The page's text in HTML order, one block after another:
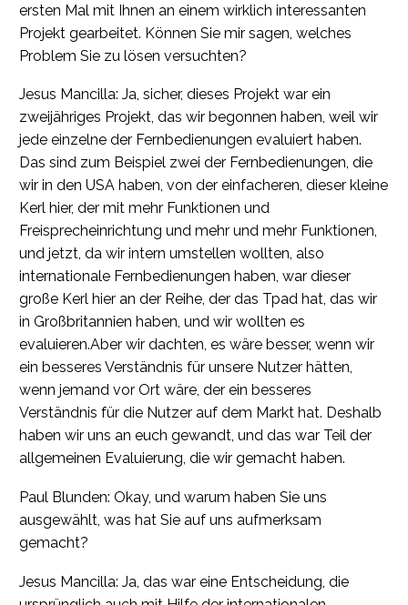
ersten Mal mit Ihnen an einem wirklich interessanten
Projekt gearbeitet. Können Sie mir sagen, welches
Problem Sie zu lösen versuchten?
Jesus Mancilla: Ja, sicher, dieses Projekt war ein
zweijähriges Projekt, das wir begonnen haben, weil wir
jede einzelne der Fernbedienungen evaluiert haben.
Das sind zum Beispiel zwei der Fernbedienungen, die
wir in den USA haben, von der einfacheren, dieser kleine
Kerl hier, der mit mehr Funktionen und
Freisprecheinrichtung und mehr und mehr Funktionen,
und jetzt, da wir intern umstellen wollten, also
internationale Fernbedienungen haben, war dieser
große Kerl hier an der Reihe, der das Tpad hat, das wir
in Großbritannien haben, und wir wollten es
evaluieren.Aber wir dachten, es wäre besser, wenn wir
ein besseres Verständnis für unsere Nutzer hätten,
wenn jemand vor Ort wäre, der ein besseres
Verständnis für die Nutzer auf dem Markt hat. Deshalb
haben wir uns an euch gewandt, und das war Teil der
allgemeinen Evaluierung, die wir gemacht haben.
Paul Blunden: Okay, und warum haben Sie uns
ausgewählt, was hat Sie auf uns aufmerksam
gemacht?
Jesus Mancilla: Ja, das war eine Entscheidung, die